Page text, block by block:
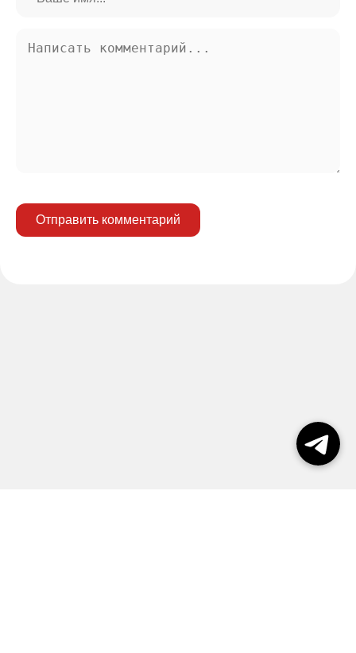
Отправить комментарий